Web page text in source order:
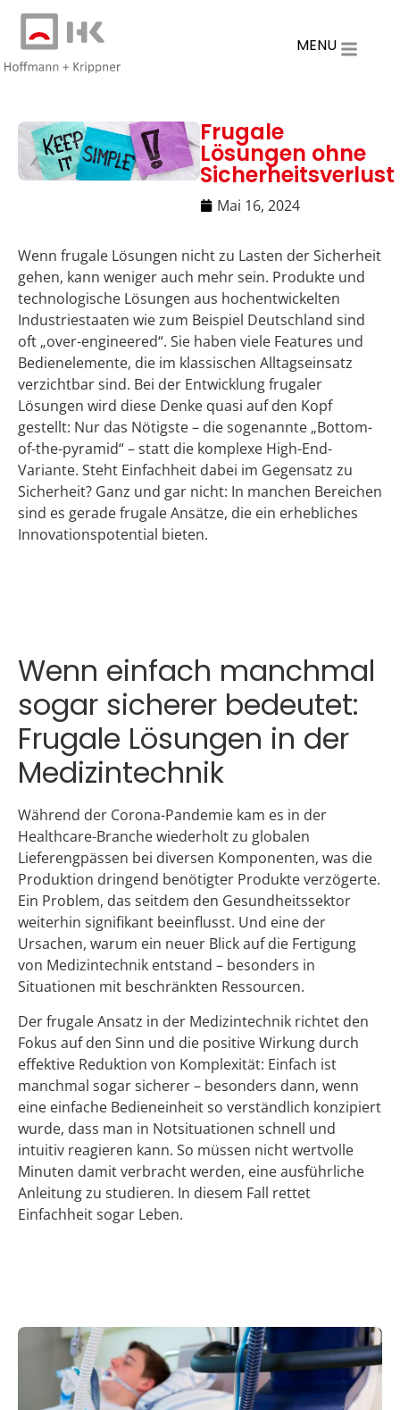
MENU
Frugale
Lösungen ohne
Sicherheitsverlust
Mai 16, 2024
Wenn frugale Lösungen nicht zu Lasten der Sicherheit
gehen, kann weniger auch mehr sein. Produkte und
technologische Lösungen aus hochentwickelten
Industriestaaten wie zum Beispiel Deutschland sind
oft „over-engineered“. Sie haben viele Features und
Bedienelemente, die im klassischen Alltagseinsatz
verzichtbar sind. Bei der Entwicklung frugaler
Lösungen wird diese Denke quasi auf den Kopf
gestellt: Nur das Nötigste – die sogenannte „Bottom-
of-the-pyramid“ – statt die komplexe High-End-
Variante. Steht Einfachheit dabei im Gegensatz zu
Sicherheit? Ganz und gar nicht: In manchen Bereichen
sind es gerade frugale Ansätze, die ein erhebliches
Innovationspotential bieten.
Wenn einfach manchmal
sogar sicherer bedeutet:
Frugale Lösungen in der
Medizintechnik
Während der Corona-Pandemie kam es in der
Healthcare-Branche wiederholt zu globalen
Lieferengpässen bei diversen Komponenten, was die
Produktion dringend benötigter Produkte verzögerte.
Ein Problem, das seitdem den Gesundheitssektor
weiterhin signifikant beeinflusst. Und eine der
Ursachen, warum ein neuer Blick auf die Fertigung
von Medizintechnik entstand – besonders in
Situationen mit beschränkten Ressourcen.
Der frugale Ansatz in der Medizintechnik richtet den
Fokus auf den Sinn und die positive Wirkung durch
effektive Reduktion von Komplexität: Einfach ist
manchmal sogar sicherer – besonders dann, wenn
eine einfache Bedieneinheit so verständlich konzipiert
wurde, dass man in Notsituationen schnell und
intuitiv reagieren kann. So müssen nicht wertvolle
Minuten damit verbracht werden, eine ausführliche
Anleitung zu studieren. In diesem Fall rettet
Einfachheit sogar Leben.